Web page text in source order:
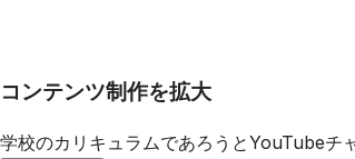
コンテンツ制作を拡大
学校のカリキュラムであろうとYouTubeチ